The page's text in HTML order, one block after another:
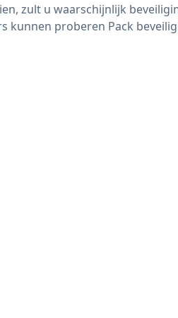
zult u waarschijnlijk
kunnen proberen Pack